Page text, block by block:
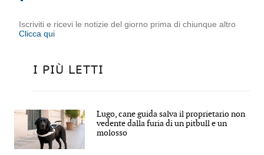
Iscriviti e ricevi le notizie del giorno prima di chiunque altro
Clicca qui
I PIÙ LETTI
Lugo, cane guida salva il proprietario non
vedente dalla furia di un pitbull e un
molosso